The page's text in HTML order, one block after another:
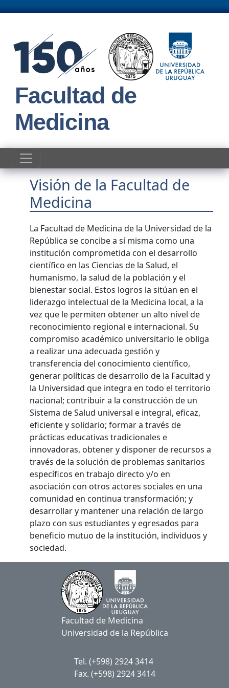
Facultad de
Medicina
Visión de la Facultad de
Medicina
La Facultad de Medicina de la Universidad de la
República se concibe a sí misma como una
institución comprometida con el desarrollo
científico en las Ciencias de la Salud, el
humanismo, la salud de la población y el
bienestar social. Estos logros la sitúan en el
liderazgo intelectual de la Medicina local, a la
vez que le permiten obtener un alto nivel de
reconocimiento regional e internacional. Su
compromiso académico universitario le obliga
a realizar una adecuada gestión y
transferencia del conocimiento científico,
generar políticas de desarrollo de la Facultad y
la Universidad que integra en todo el territorio
nacional; contribuir a la construcción de un
Sistema de Salud universal e integral, eficaz,
eficiente y solidario; formar a través de
prácticas educativas tradicionales e
innovadoras, obtener y disponer de recursos a
través de la solución de problemas sanitarios
específicos en trabajo directo y/o en
asociación con otros actores sociales en una
comunidad en continua transformación; y
desarrollar y mantener una relación de largo
plazo con sus estudiantes y egresados para
beneficio mutuo de la institución, individuos y
sociedad.
Facultad de Medicina
Universidad de la República
Tel. (+598) 2924 3414
Fax. (+598) 2924 3414